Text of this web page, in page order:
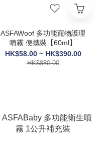
ASFAWoof 多功能寵物護理
噴霧 便攜裝【60ml】
HK$58.00 ~ HK$390.00
HK$880.00